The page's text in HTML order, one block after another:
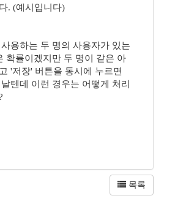
. (예시입니다)
용하는 두 명의 사용자가 있는
확률이겠지만 두 명이 같은 아
'저장' 버튼을 동시에 누르면
텐데 이런 경우는 어떻게 처리
목록